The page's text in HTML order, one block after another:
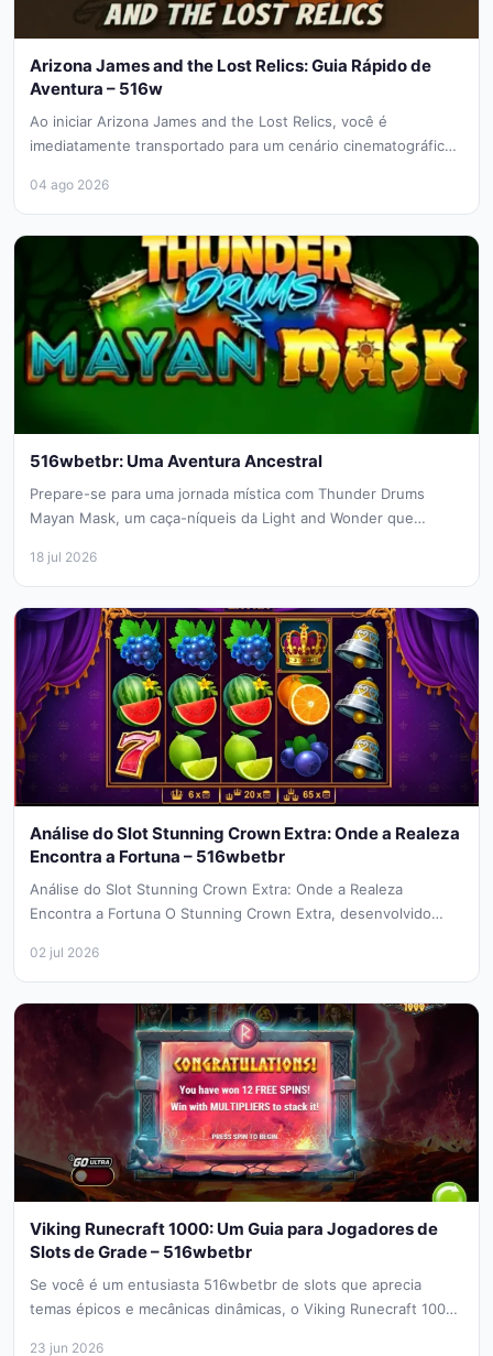
Arizona James and the Lost Relics: Guia Rápido de
Aventura – 516w
Ao iniciar Arizona James and the Lost Relics, você é
imediatamente transportado para um cenário cinematográfico
04 ago 2026
516wbetbr: Uma Aventura Ancestral
Prepare-se para uma jornada mística com Thunder Drums
Mayan Mask, um caça-níqueis da Light and Wonder que
18 jul 2026
Análise do Slot Stunning Crown Extra: Onde a Realeza
Encontra a Fortuna – 516wbetbr
Análise do Slot Stunning Crown Extra: Onde a Realeza
Encontra a Fortuna O Stunning Crown Extra, desenvolvido
02 jul 2026
Viking Runecraft 1000: Um Guia para Jogadores de
Slots de Grade – 516wbetbr
Se você é um entusiasta 516wbetbr de slots que aprecia
temas épicos e mecânicas dinâmicas, o Viking Runecraft 1000
23 jun 2026